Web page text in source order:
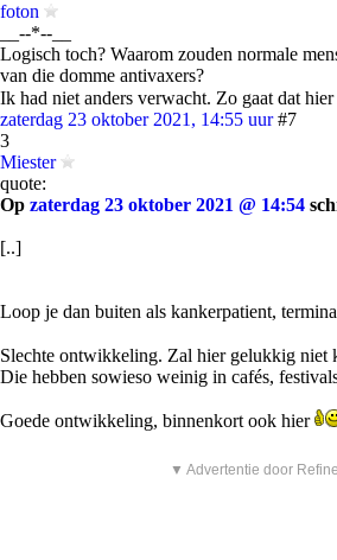
foton
__--*--__
Logisch toch? Waarom zouden normale
van die domme antivaxers?
Ik had niet anders verwacht. Zo gaat dat
zaterdag 23 oktober 2021, 14:55 uur #7
3
Miester
quote:
Op zaterdag 23 oktober 2021 @ 14:54
[..]
Loop je dan buiten als kankerpatient,
Slechte ontwikkeling. Zal hier gelukkig niet
Die hebben sowieso weinig in cafés,
Goede ontwikkeling, binnenkort ook hier
▼ Advertentie door